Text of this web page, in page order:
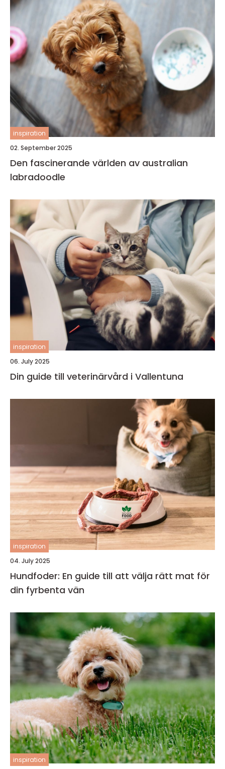
inspiration
02. September 2025
Den fascinerande världen av australian
labradoodle
inspiration
06. July 2025
Din guide till veterinärvård i Vallentuna
inspiration
04. July 2025
Hundfoder: En guide till att välja rätt mat för
din fyrbenta vän
inspiration